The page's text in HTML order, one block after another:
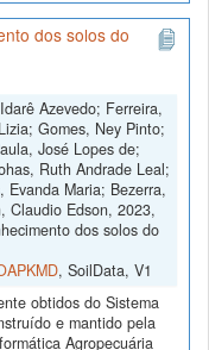
dos solos do
Azevedo; Ferreira,
Gomes, Ney Pinto;
José Lopes de;
Ruth Andrade Leal;
Evanda Maria; Bezerra,
Claudio Edson, 2023,
dos solos do
, SoilData, V1
obtidos do Sistema
e mantido pela
Agropecuária